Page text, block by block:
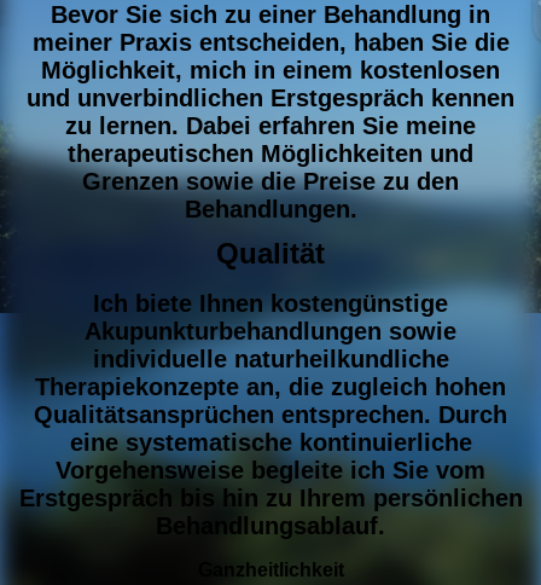
Bevor Sie sich zu einer Behandlung in
meiner Praxis entscheiden, haben Sie die
Möglichkeit, mich in einem kostenlosen
und unverbindlichen Erstgespräch kennen
zu lernen. Dabei erfahren Sie meine
therapeutischen Möglichkeiten und
Grenzen sowie die Preise zu den
Behandlungen.
Qualität
Ich biete Ihnen kostengünstige
Akupunkturbehandlungen sowie
individuelle naturheilkundliche
Therapiekonzepte an, die zugleich hohen
Qualitätsansprüchen entsprechen. Durch
eine systematische kontinuierliche
Vorgehensweise begleite ich Sie vom
Erstgespräch bis hin zu Ihrem persönlichen
Behandlungsablauf.
Ganzheitlichkeit